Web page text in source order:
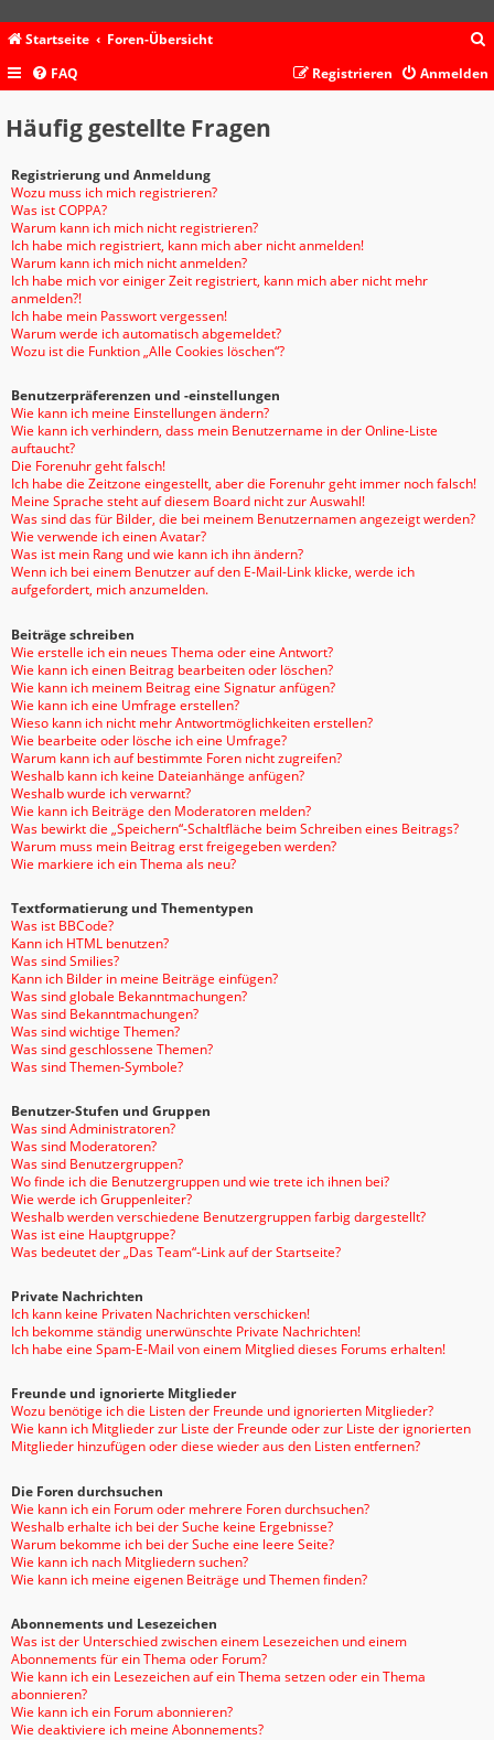
Startseite Foren-Übersicht
c
FAQ Anmelden
Registrieren
Häufig gestellte Fragen
Registrierung und Anmeldung
Wozu muss ich mich registrieren?
Was ist COPPA?
Warum kann ich mich nicht registrieren?
Ich habe mich registriert, kann mich aber nicht anmelden!
Warum kann ich mich nicht anmelden?
Ich habe mich vor einiger Zeit registriert, kann mich aber nicht mehr
anmelden?!
Ich habe mein Passwort vergessen!
Warum werde ich automatisch abgemeldet?
Wozu ist die Funktion „Alle Cookies löschen“?
Benutzerpräferenzen und -einstellungen
Wie kann ich meine Einstellungen ändern?
Wie kann ich verhindern, dass mein Benutzername in der Online-Liste
auftaucht?
Die Forenuhr geht falsch!
Ich habe die Zeitzone eingestellt, aber die Forenuhr geht immer noch falsch!
Meine Sprache steht auf diesem Board nicht zur Auswahl!
Was sind das für Bilder, die bei meinem Benutzernamen angezeigt werden?
Wie verwende ich einen Avatar?
Was ist mein Rang und wie kann ich ihn ändern?
Wenn ich bei einem Benutzer auf den E-Mail-Link klicke, werde ich
aufgefordert, mich anzumelden.
Beiträge schreiben
Wie erstelle ich ein neues Thema oder eine Antwort?
Wie kann ich einen Beitrag bearbeiten oder löschen?
Wie kann ich meinem Beitrag eine Signatur anfügen?
Wie kann ich eine Umfrage erstellen?
Wieso kann ich nicht mehr Antwortmöglichkeiten erstellen?
Wie bearbeite oder lösche ich eine Umfrage?
Warum kann ich auf bestimmte Foren nicht zugreifen?
Weshalb kann ich keine Dateianhänge anfügen?
Weshalb wurde ich verwarnt?
Wie kann ich Beiträge den Moderatoren melden?
Was bewirkt die „Speichern“-Schaltfläche beim Schreiben eines Beitrags?
Warum muss mein Beitrag erst freigegeben werden?
Wie markiere ich ein Thema als neu?
Textformatierung und Thementypen
Was ist BBCode?
Kann ich HTML benutzen?
Was sind Smilies?
Kann ich Bilder in meine Beiträge einfügen?
Was sind globale Bekanntmachungen?
Was sind Bekanntmachungen?
Was sind wichtige Themen?
Was sind geschlossene Themen?
Was sind Themen-Symbole?
Benutzer-Stufen und Gruppen
Was sind Administratoren?
Was sind Moderatoren?
Was sind Benutzergruppen?
Wo finde ich die Benutzergruppen und wie trete ich ihnen bei?
Wie werde ich Gruppenleiter?
Weshalb werden verschiedene Benutzergruppen farbig dargestellt?
Was ist eine Hauptgruppe?
Was bedeutet der „Das Team“-Link auf der Startseite?
Private Nachrichten
Ich kann keine Privaten Nachrichten verschicken!
Ich bekomme ständig unerwünschte Private Nachrichten!
Ich habe eine Spam-E-Mail von einem Mitglied dieses Forums erhalten!
Freunde und ignorierte Mitglieder
Wozu benötige ich die Listen der Freunde und ignorierten Mitglieder?
Wie kann ich Mitglieder zur Liste der Freunde oder zur Liste der ignorierten
Mitglieder hinzufügen oder diese wieder aus den Listen entfernen?
Die Foren durchsuchen
Wie kann ich ein Forum oder mehrere Foren durchsuchen?
Weshalb erhalte ich bei der Suche keine Ergebnisse?
Warum bekomme ich bei der Suche eine leere Seite?
Wie kann ich nach Mitgliedern suchen?
Wie kann ich meine eigenen Beiträge und Themen finden?
Abonnements und Lesezeichen
Was ist der Unterschied zwischen einem Lesezeichen und einem
Abonnements für ein Thema oder Forum?
Wie kann ich ein Lesezeichen auf ein Thema setzen oder ein Thema
abonnieren?
Wie kann ich ein Forum abonnieren?
Wie deaktiviere ich meine Abonnements?